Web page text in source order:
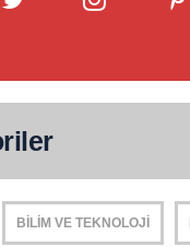
BILIM VE TEKNOLOJI